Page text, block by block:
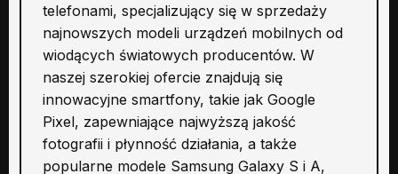
telefonami, specjalizujący się w sprzedaży
najnowszych modeli urządzeń mobilnych od
wiodących światowych producentów. W
naszej szerokiej ofercie znajdują się
innowacyjne smartfony, takie jak Google
Pixel, zapewniające najwyższą jakość
fotografii i płynność działania, a także
popularne modele Samsung Galaxy S i A,